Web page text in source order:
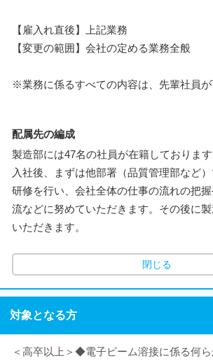
【雇入れ直後】上記業務
【変更の範囲】会社の定める業務全般
※業務に係るすべての内容は、先輩社員が
配属先の編成
製造部には47名の社員が在籍しております
入社後、まずは他部署（品質管理部など
研修を行い、会社全体の仕事の流れの把
流などに努めていただきます。その後に
いただきます。
閉じる
対象となる方
＜高卒以上＞◆電子ビーム溶接に係る何